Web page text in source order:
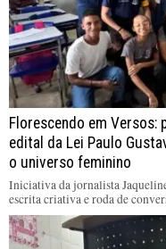
Florescendo em
edital da Lei Paulo
o universo feminino
Iniciativa da jornalista
escrita criativa e roda de